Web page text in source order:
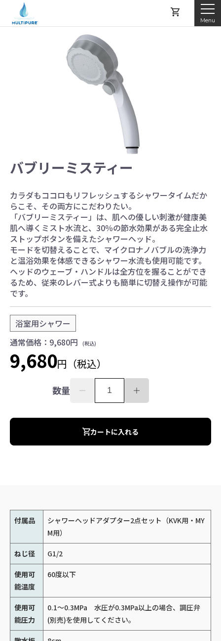
マルチピュアとは
アフターサービス
よくある質問
お水ブログ
新規会員登録 ログイン
Menu
バブリーミスティー
カラダもココロもリフレッシュするシャワータイムだか
らこそ、その両方にこだわりたい。
「バブリーミスティー」は、肌への優しい刺激が健康美
肌へ導くミスト水流と、30％の節水効果がある完全止水
ストップボタンを備えたシャワーヘッド。
モードを切替えることで、マイクロナノバブルの洗浄力
と温浴効果を体感できるシャワー水流も使用可能です。
ヘッドのウェーブ・ハンドルは全方位を握ることができ
るため、従来のレバー式よりも簡単に切替え操作が可能
です。
浴室用シャワー
通常価格：9,680円
(税込)
9,680円（税込）
数量
カートに入れる
付属品
シャワーヘッドアダプター2点セット（KVK用・MY
M用）
ねじ径 G1/2
使用可
能温度
60度以下
使用可
能圧力
0.1～0.3MPa 水圧が0.3MPa以上の場合、調圧弁
(別売)を使用してください。